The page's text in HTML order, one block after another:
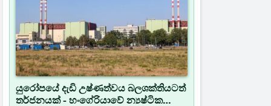
යුරෝපයේ දැඩි උෂ්ණත්වය බලශක්තියටත්
තර්ජනයක් - හංගේරියාවේ න්‍යෂ්ටික